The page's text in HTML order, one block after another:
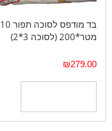
בד מודפס לסוכה תפור 10
מטר*200 (לסוכה 3*2)
₪279.00